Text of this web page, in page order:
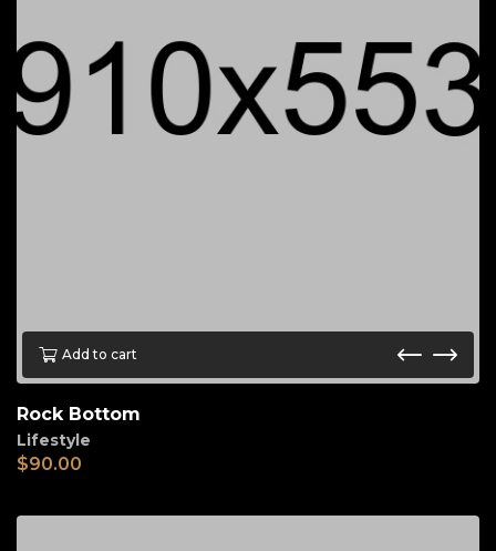
Add to cart
Rock Bottom
Lifestyle
$90.00